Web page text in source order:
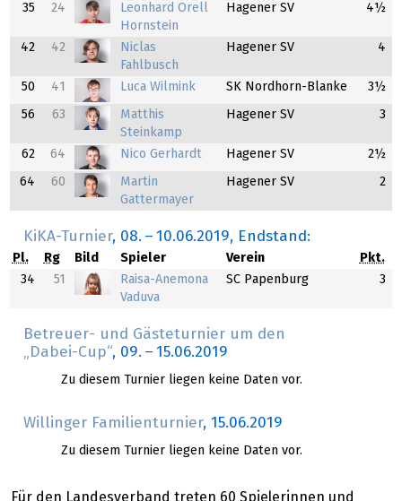
35 24
Leonhard Orell
Hornstein
Hagener SV 4½
42 42
Niclas
Fahlbusch
Hagener SV 4
50 41 Luca Wilmink SK Nordhorn-Blanke 3½
56 63
Matthis
Steinkamp
Hagener SV 3
62 64 Nico Gerhardt Hagener SV 2½
64 60
Martin
Gattermayer
Hagener SV 2
KiKA-Turnier, 08. – 10.06.2019, Endstand:
Pl. Rg Bild Spieler Verein
Pkt.
34
51
Raisa-Anemona
Vaduva
SC Papenburg 3
Betreuer- und Gästeturnier um den
„Dabei-Cup“, 09. – 15.06.2019
Zu diesem Turnier liegen keine Daten vor.
Willinger Familienturnier, 15.06.2019
Zu diesem Turnier liegen keine Daten vor.
Für den Landesverband treten 60 Spielerinnen und